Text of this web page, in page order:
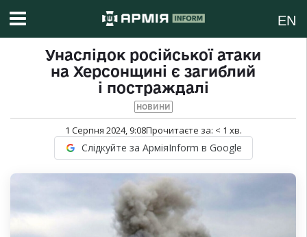
EN
Унаслідок російської атаки
на Херсонщині є загиблий
і постраждалі
НОВИНИ
1 Серпня 2024, 9:08Прочитаєте за: < 1 хв.
Слідкуйте за АрміяInform в Google